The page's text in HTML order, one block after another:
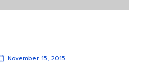
November 15, 2015